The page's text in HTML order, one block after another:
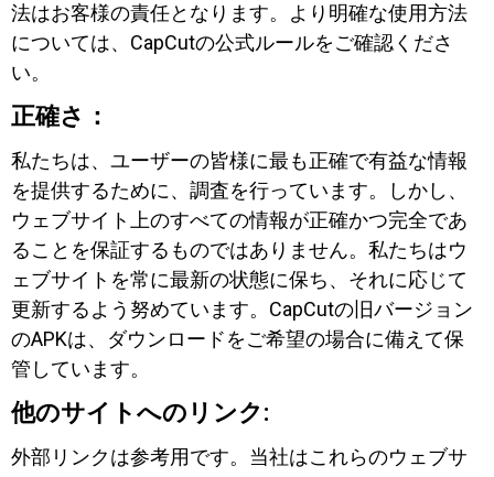
法はお客様の責任となります。より明確な使用方法
については、CapCutの公式ルールをご確認くださ
い。
正確さ：
私たちは、ユーザーの皆様に最も正確で有益な情報
を提供するために、調査を行っています。しかし、
ウェブサイト上のすべての情報が正確かつ完全であ
ることを保証するものではありません。私たちはウ
ェブサイトを常に最新の状態に保ち、それに応じて
更新するよう努めています。CapCutの旧バージョン
のAPKは、ダウンロードをご希望の場合に備えて保
管しています。
他のサイトへのリンク:
外部リンクは参考用です。当社はこれらのウェブサ